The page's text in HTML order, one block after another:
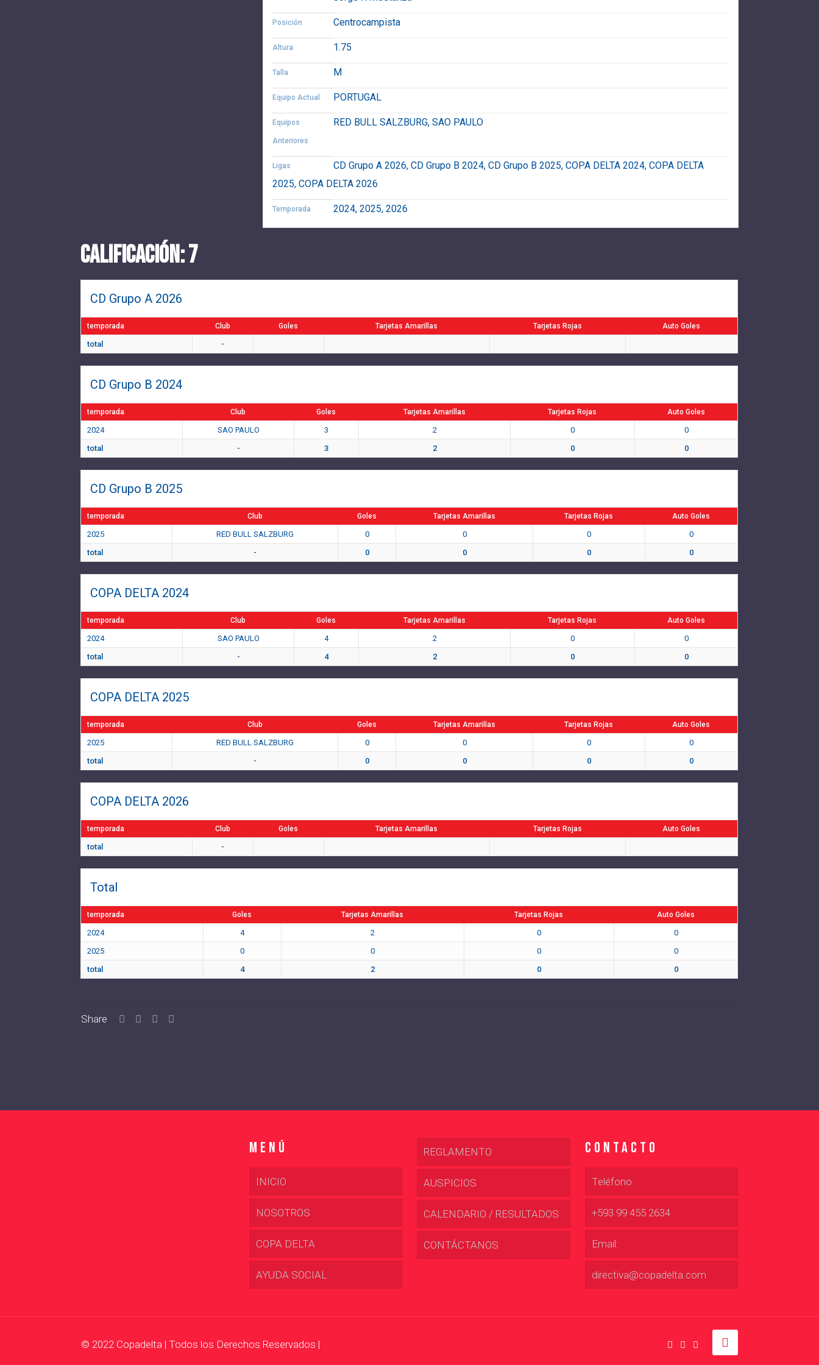
Posición Centrocampista
Altura 1.75
Talla M
Equipo Actual PORTUGAL
Equipos
Anteriores
RED BULL SALZBURG, SAO PAULO
Ligas
CD Grupo A 2026, CD Grupo B 2024, CD Grupo B 2025, COPA DELTA 2024, COPA DELTA
2025, COPA DELTA 2026
Temporada 2024, 2025, 2026
CALIFICACIÓN: 7
CD Grupo A 2026
temporada Club Goles Tarjetas Amarillas Tarjetas Rojas Auto Goles
total -
CD Grupo B 2024
temporada Club Goles Tarjetas Amarillas Tarjetas Rojas Auto Goles
2024 SAO PAULO 3 2 0
0
total
- 3 2 0 0
CD Grupo B 2025
temporada Club Goles Tarjetas Amarillas Tarjetas Rojas Auto Goles
2025 RED BULL SALZBURG 0 0 0
0
total
- 0 0 0 0
COPA DELTA 2024
temporada Club Goles Tarjetas Amarillas Tarjetas Rojas Auto Goles
2024 SAO PAULO 4 2 0
0
total
- 4 2 0 0
COPA DELTA 2025
temporada Club Goles Tarjetas Amarillas Tarjetas Rojas Auto Goles
2025 RED BULL SALZBURG 0 0 0
0
total
- 0 0 0 0
COPA DELTA 2026
temporada Club Goles Tarjetas Amarillas Tarjetas Rojas Auto Goles
total -
Total
temporada Goles Tarjetas Amarillas Tarjetas Rojas Auto Goles
2024 4 2 0
0
2025
0 0 0
0
total
4 2 0 0
Share
Menú
INICIO
NOSOTROS
COPA DELTA
AYUDA SOCIAL
REGLAMENTO
AUSPICIOS
CALENDARIO / RESULTADOS
CONTÁCTANOS
Contacto
Teléfono
+593 99 455 2634
Email:
directiva@copadelta.com
© 2022 Copadelta | Todos los Derechos Reservados |